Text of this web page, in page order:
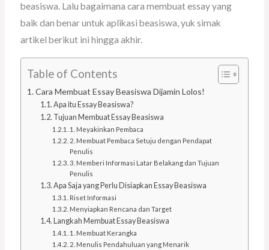
beasiswa. Lalu bagaimana cara membuat essay yang
baik dan benar untuk aplikasi beasiswa, yuk simak
artikel berikut ini hingga akhir.
Table of Contents
Cara Membuat Essay Beasiswa Dijamin Lolos!
Apa itu Essay Beasiswa?
Tujuan Membuat Essay Beasiswa
1. Meyakinkan Pembaca
2. Membuat Pembaca Setuju dengan Pendapat
Penulis
3. Memberi Informasi Latar Belakang dan Tujuan
Penulis
Apa Saja yang Perlu Disiapkan Essay Beasiswa
Riset Informasi
Menyiapkan Rencana dan Target
Langkah Membuat Essay Beasiswa
1. Membuat Kerangka
2. Menulis Pendahuluan yang Menarik